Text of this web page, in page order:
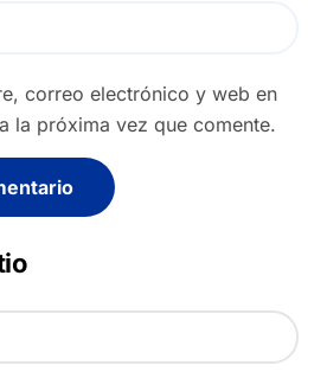
correo electrónico y web en
la próxima vez que comente.